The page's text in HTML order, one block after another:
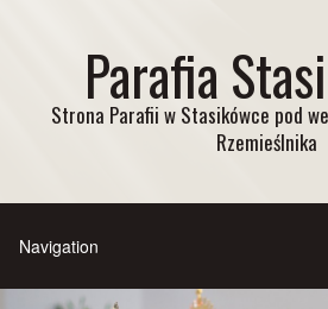
Parafia
Strona Parafii w Stasikówce pod
Rzemieślnika